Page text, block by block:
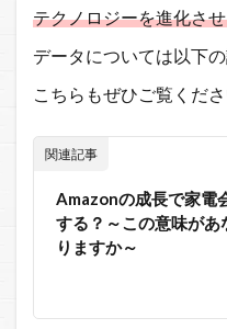
テクノロジーを進化さ
データについては以下
こちらもぜひご覧くださ
関連記事
Amazonの成長で家電
する？～この意味があ
りますか～